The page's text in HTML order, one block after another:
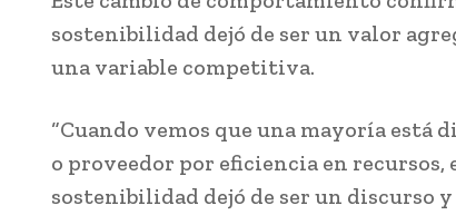
sostenibilidad dejó de ser un valor
una variable competitiva.
“Cuando vemos que una mayoría está
o proveedor por eficiencia en recursos,
sostenibilidad dejó de ser un discurso y